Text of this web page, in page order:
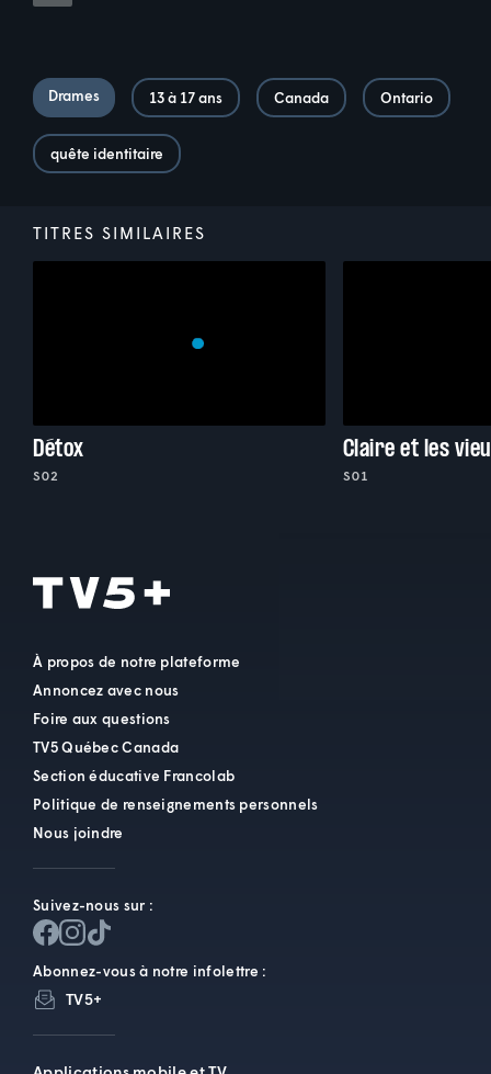
Drames 13 à 17 ans Canada Ontario
quête identitaire
TITRES SIMILAIRES
Détox
S02
Claire et les
S01
À propos de notre plateforme
Annoncez avec nous
Foire aux questions
TV5 Québec Canada
Section éducative Francolab
Politique de renseignements personnels
Nous joindre
Suivez-nous sur :
Abonnez-vous à notre infolettre :
TV5+